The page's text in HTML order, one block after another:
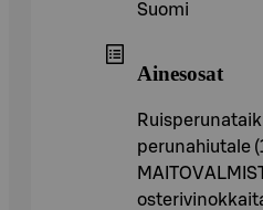
Suomi
Ainesosat
perunahiutale